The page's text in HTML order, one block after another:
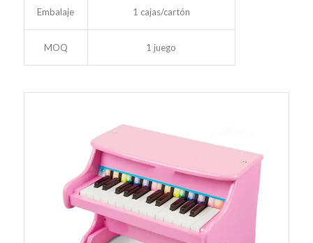
Embalaje 1 cajas/cartón
MOQ 1 juego